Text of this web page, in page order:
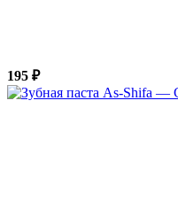
195 ₽